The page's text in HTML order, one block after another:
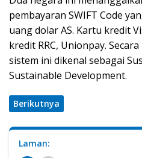
pembayaran SWIFT Code
uang dolar AS. Kartu kredit
kredit RRC, Unionpay.
sistem ini dikenal sebagai
Sustainable Development.
Berikutnya
Laman: